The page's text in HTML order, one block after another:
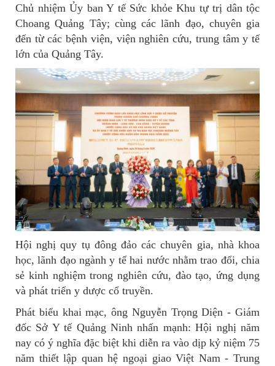
Chủ nhiệm Ủy ban Y tế Sức khỏe Khu tự trị dân tộc
Choang Quảng Tây; cùng các lãnh đạo, chuyên gia
đến từ các bệnh viện, viện nghiên cứu, trung tâm y tế
lớn của Quảng Tây.
Hội nghị quy tụ đông đảo các chuyên gia, nhà khoa
học, lãnh đạo ngành y tế hai nước nhằm trao đổi, chia
sẻ kinh nghiệm trong nghiên cứu, đào tạo, ứng dụng
và phát triển y dược cổ truyền.
Phát biểu khai mạc, ông Nguyễn Trọng Diện - Giám
đốc Sở Y tế Quảng Ninh nhấn mạnh: Hội nghị năm
nay có ý nghĩa đặc biệt khi diễn ra vào dịp kỷ niệm 75
năm thiết lập quan hệ ngoại giao Việt Nam - Trung